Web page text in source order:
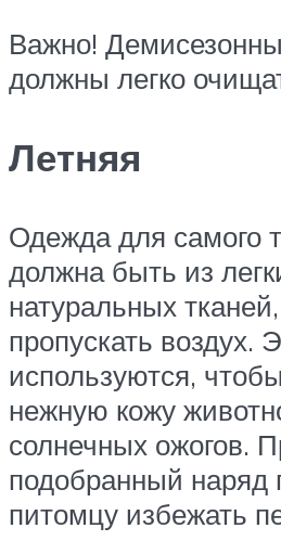
Важно!
должны легко
Летняя
Одежда для самого
должна быть из
натуральных
пропускать воздух.
используются,
нежную кожу
солнечных ожогов.
подобранный наряд
питомцу избежать